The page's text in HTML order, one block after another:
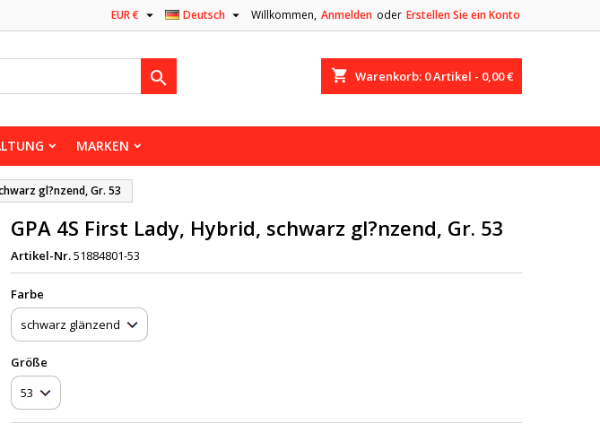
Willkommen, Anmelden oder Erstellen Sie ein Konto
Deutsch 
EUR € 
shopping_cart Warenkorb: 0Artikel - 0,00 €

MARKEN
gl?nzend, Gr. 53
GPA 4S First Lady, Hybrid, schwarz gl?nzend, Gr. 53
Artikel-Nr.51884801-53
Farbe
Größe